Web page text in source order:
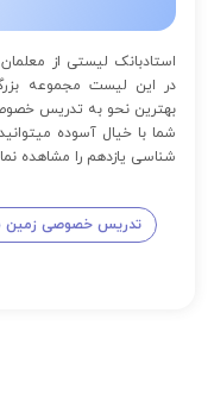
استادبانک لیستی از
در این لیست مجموعه
بهترین نحو به تدریس
شما با خیال آسوده
شناسی یازدهم را مشاهده
تدریس خصوصی زمین